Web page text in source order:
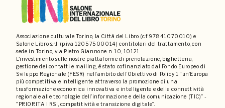
Associazione culturale Torino, la Città del Libro (c.f 97841070010) e
Salone Libro s.r.l. (p.iva 12057500014) contitolari del trattamento, con
sede in Torino, via Pietro Giannone n. 10, 10121.
L'investimento sulle nostre piattaforme di prenotazione, biglietteria,
gestione dei contatti e mailing, è stato cofinanziato dal Fondo Europeo di
Sviluppo Regionale (FESR) nell’ambito dell’Obiettivo di Policy 1 “un’Europa
più competitiva e intelligente attraverso la promozione di una
trasformazione economica innovativa e intelligente e della connettività
regionale alle tecnologie dell’informazione e della comunicazione (TIC)” -
“PRIORITA’ I RSI, competitività e transizione digitale”.